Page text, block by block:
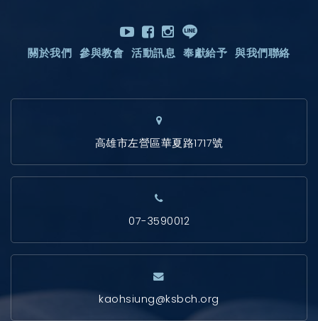
關於我們 參與教會 活動訊息 奉獻給予 與我們聯絡
高雄市左營區華夏路1717號
07-3590012
kaohsiung@ksbch.org